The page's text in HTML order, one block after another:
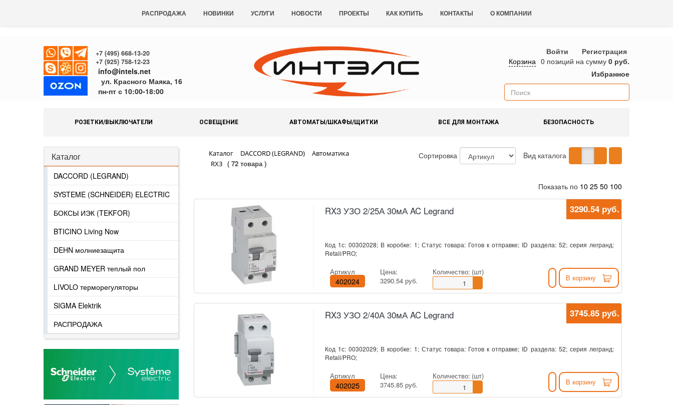
РАСПРОДАЖА НОВИНКИ УСЛУГИ НОВОСТИ ПРОЕКТЫ КАК КУПИТЬ КОНТАКТЫ О КОМПАНИИ
+7 (495) 668-13-20
+7 (925) 758-12-23
info@intels.net
ул. Красного Маяка, 16
пн-пт с 10:00-18:00
Войти
Регистрация
Корзина 0 позиций на сумму 0 руб.
Избранное
РОЗЕТКИ/ВЫКЛЮЧАТЕЛИ ОСВЕЩЕНИЕ АВТОМАТЫ/ШКАФЫ/ЩИТКИ ВСЕ ДЛЯ МОНТАЖА БЕЗОПАСНОСТЬ
Каталог
DACCORD (LEGRAND)
SYSTEME (SCHNEIDER) ELECTRIC
БОКСЫ ИЭК (TEKFOR)
BTICINO Living Now
DEHN молниезащита
GRAND MEYER теплый пол
LIVOLO терморегуляторы
SIGMA Elektrik
РАСПРОДАЖА
Каталог DACCORD (LEGRAND)
Автоматика
RX3 ( 72 товара )
Bид каталога
Сортировка
Показать по 10 25 50 100
3290.54 руб.
RX3 УЗО 2/25А 30мА AC Legrand
Код 1с: 00302028; В коробке: 1; Статус товара: Готов к отправке; ID раздела: 52; серия легранд:
Retail/PRO;
Артикул
402024
Цена:
3290.54 руб.
Количество: (шт)
В корзину
3745.85 руб.
RX3 УЗО 2/40А 30мА AC Legrand
Код 1с: 00302029; В коробке: 1; Статус товара: Готов к отправке; ID раздела: 52; серия легранд:
Retail/PRO;
Артикул
402025
Цена:
3745.85 руб.
Количество: (шт)
В корзину